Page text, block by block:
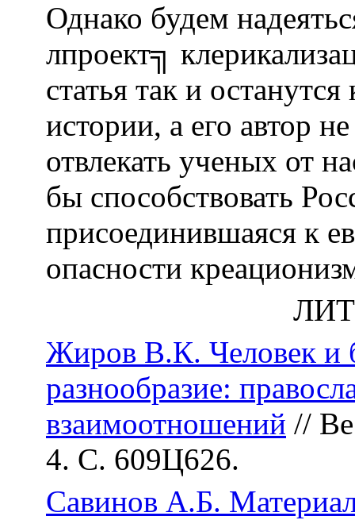
Однако будем
лпроект╗
статья так и
истории, а его автор
отвлекать ученых от
бы способствовать
присоединившаяся к
опасности
Жиров В.К. Человек и
разнообразие:
взаимоотношений //
4. С. 609Ц626.
Савинов А.Б.